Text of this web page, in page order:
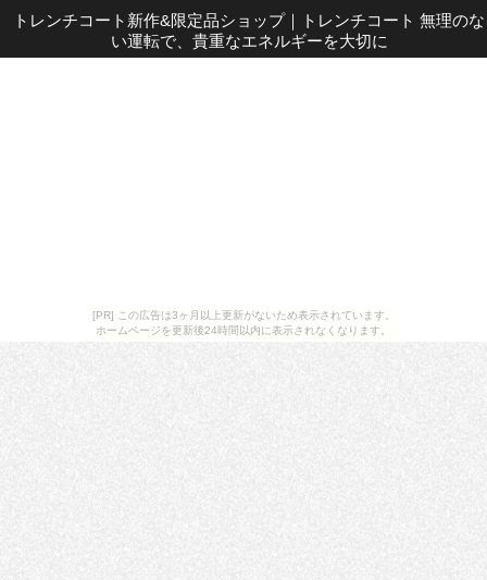
[PR] この広告は3ヶ月以上更新がないため表示されています。
ホームページを更新後24時間以内に表示されなくなります。
トレンチコート新作&限定品ショップ｜
トレンチコート 無理のな
い運転で、貴重なエネルギーを大切に